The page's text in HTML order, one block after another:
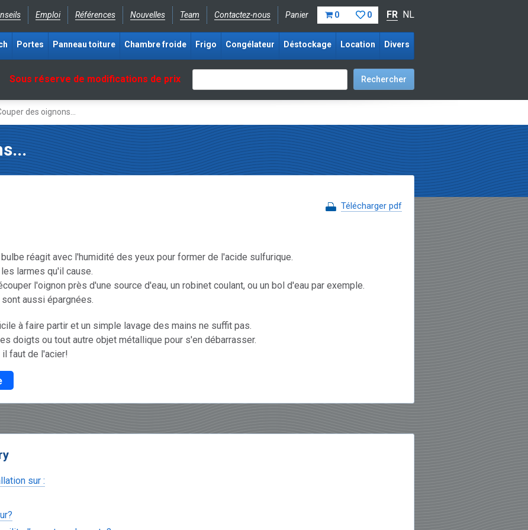
Emploi Références Nouvelles Team Contactez-nous Panier 0 0 FR NL
Sous réserve de modifications de prix
Portes Panneau toiture Chambre froide Frigo Congélateur Déstockage Location Divers
des oignons...
Télécharger pdf
réagit avec l'humidité des yeux pour former de l'acide sulfurique.
larmes qu'il cause.
l'oignon près d'une source d'eau, un robinet coulant, ou un bol d'eau par exemple.
aussi épargnées.
à faire partir et un simple lavage des mains ne suffit pas.
doigts ou tout autre objet métallique pour s'en débarrasser.
il faut de l'acier!
sur :